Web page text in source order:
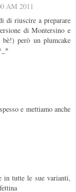
AM 2011
di riuscire a preparare
di Montersino e
però un plumcake
e mettiamo anche
in tutte le sue varianti,